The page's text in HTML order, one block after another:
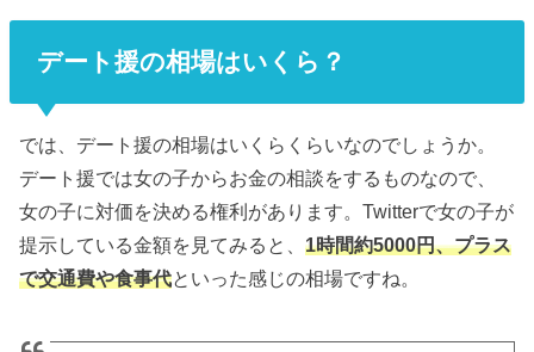
デート援の相場はいくら？
では、デート援の相場はいくらくらいなのでしょうか。
デート援では女の子からお金の相談をするものなので、
女の子に対価を決める権利があります。Twitterで女の子が
提示している金額を見てみると、1時間約5000円、プラス
で交通費や食事代といった感じの相場ですね。